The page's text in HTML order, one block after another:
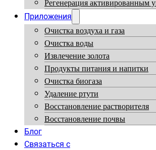
Регенерация активированным
Приложения
Очистка воздуха и газа
Очистка воды
Извлечение золота
Продукты питания и напитки
Очистка биогаза
Удаление ртути
Восстановление растворителя
Восстановление почвы
Блог
Связаться с